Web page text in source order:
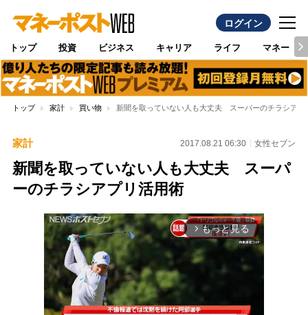
ログイン
トップ 投資 ビジネス キャリア ライフ マネー
トップ 家計 買い物 新聞を取っていない人も大丈夫 スーパーのチラシアプ
家計 2017.08.21 06:30 女性セブン
新聞を取っていない人も大丈夫 スーパ
ーのチラシアプリ活用術
arrow_forward_ios もっと見る